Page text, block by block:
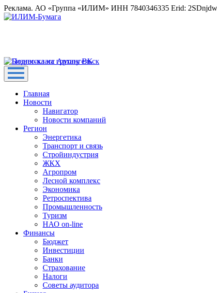
Реклама. АО «Группа «ИЛИМ» ИНН 7840346335 Erid:
Главная
Новости
Навигатор
Новости компаний
Регион
Энергетика
Транспорт и связь
Стройиндустрия
ЖКХ
Агропром
Лесной комплекс
Экономика
Ретроспектива
Промышленность
Туризм
НАО on-line
Финансы
Бюджет
Инвестиции
Банки
Страхование
Налоги
Советы аудитора